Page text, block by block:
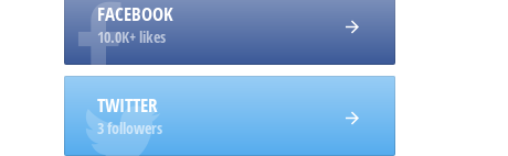
FACEBOOK
10.0K+ likes
TWITTER
3 followers